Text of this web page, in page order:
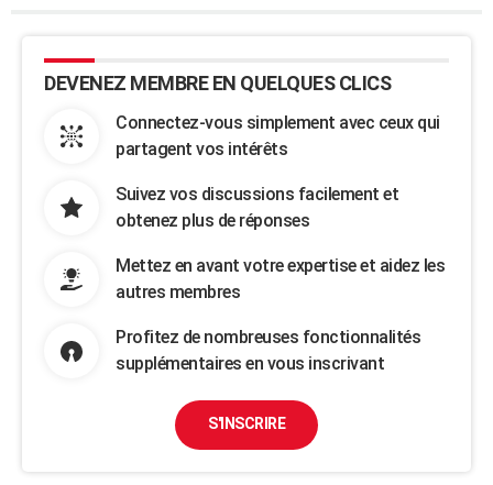
DEVENEZ MEMBRE EN QUELQUES CLICS
Connectez-vous simplement avec ceux qui
partagent vos intérêts
Suivez vos discussions facilement et
obtenez plus de réponses
Mettez en avant votre expertise et aidez les
autres membres
Profitez de nombreuses fonctionnalités
supplémentaires en vous inscrivant
S'INSCRIRE